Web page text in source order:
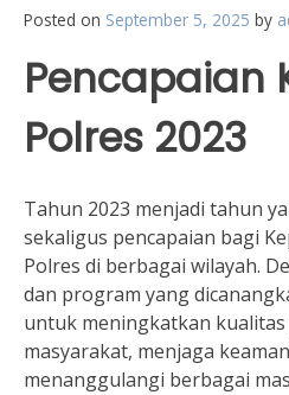
Posted on September 5, 2025 by
Pencapaian
Polres 2023
Tahun 2023 menjadi tahun
sekaligus pencapaian bagi
Polres di berbagai wilayah.
dan program yang
untuk meningkatkan kualitas
masyarakat, menjaga
menanggulangi berbagai